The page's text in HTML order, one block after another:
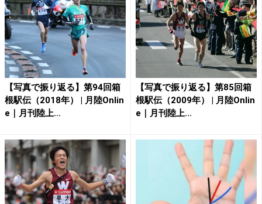
【写真で振り返る】第94回箱
根駅伝（2018年） | 月陸Onlin
e｜月刊陸上...
【写真で振り返る】第85回箱
根駅伝（2009年） | 月陸Onlin
e｜月刊陸上...